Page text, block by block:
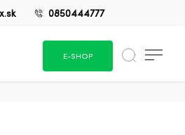
0850444777
E-SHOP